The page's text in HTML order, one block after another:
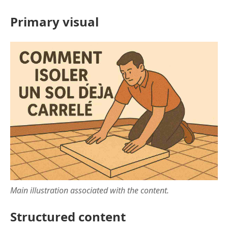
Primary visual
Main illustration associated with the content.
Structured content